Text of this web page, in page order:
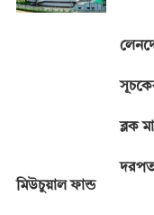
ব্লক
মিউচুয়াল ফান্ড